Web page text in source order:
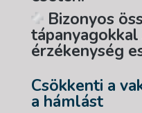
Bizonyos
érzékenység
Csökkenti a
a hámlást